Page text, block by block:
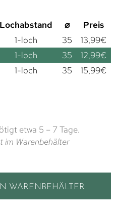
Lochabstand ⌀
Preis
1-loch 35 13,99€
1-loch 35 12,99€
1-loch 35 15,99€
etwa 5 – 7 Tage.
im Warenbehälter
WARENBEHÄLTER